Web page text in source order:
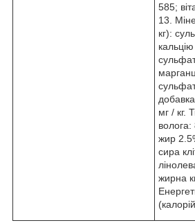
585;
13.
кг):
мг / кг.
волога:
жир
сира
жирна